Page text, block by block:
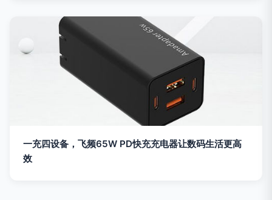
一充四设备，飞频65W PD快充充电器让数码生活更高
效